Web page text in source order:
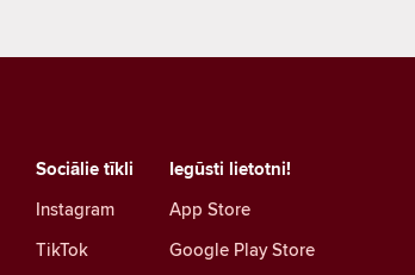
Sociālie tīkli
Instagram
TikTok
Iegūsti lietotni!
App Store
Google Play Store